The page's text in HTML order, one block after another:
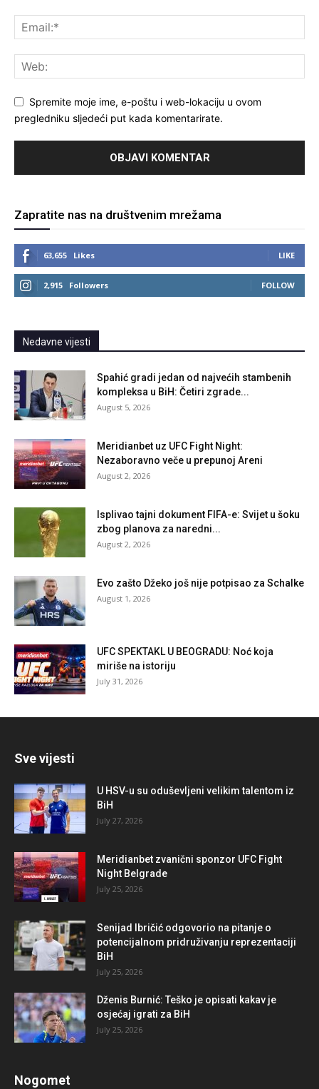
Spremite moje ime, e-poštu i web-lokaciju u ovom
pregledniku sljedeći put kada komentarirate.
Zapratite nas na društvenim mrežama
63,655 Likes LIKE
2,915 Followers FOLLOW
Nedavne vijesti
Spahić gradi jedan od najvećih stambenih
kompleksa u BiH: Četiri zgrade...
August 5, 2026
Meridianbet uz UFC Fight Night:
Nezaboravno veče u prepunoj Areni
August 2, 2026
Isplivao tajni dokument FIFA-e: Svijet u šoku
zbog planova za naredni...
August 2, 2026
Evo zašto Džeko još nije potpisao za Schalke
August 1, 2026
UFC SPEKTAKL U BEOGRADU: Noć koja
miriše na istoriju
July 31, 2026
Sve vijesti
U HSV-u su oduševljeni velikim talentom iz
BiH
July 27, 2026
Meridianbet zvanični sponzor UFC Fight
Night Belgrade
July 25, 2026
Senijad Ibričić odgovorio na pitanje o
potencijalnom pridruživanju reprezentaciji
BiH
July 25, 2026
Dženis Burnić: Teško je opisati kakav je
osjećaj igrati za BiH
July 25, 2026
Nogomet